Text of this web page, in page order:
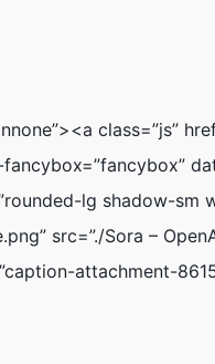
class=”js”
lg shadow-
src=”./Sora –
attachment-